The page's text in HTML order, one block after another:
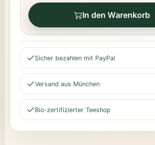
In den Warenkorb
Sicher bezahlen mit PayPal
Versand aus München
Bio-zertifizierter Teeshop